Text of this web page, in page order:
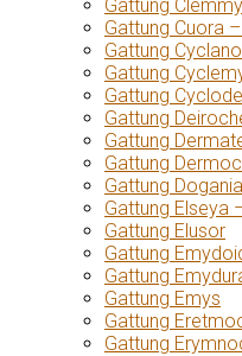
Gattung
Gattung Cuora
Gattung
Gattung
Gattung
Gattung
Gattung
Gattung
Gattung Dogania
Gattung Elseya
Gattung Elusor
Gattung
Gattung
Gattung Emys
Gattung
Gattung